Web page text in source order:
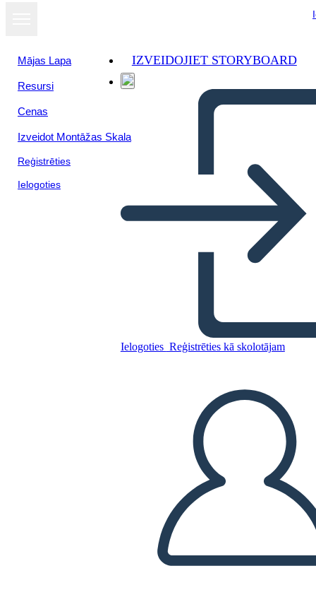
Mājas Lapa
Resursi
Cenas
Izveidot Montāžas Skala
Reģistrēties
Ielogoties
IZVEIDOJIET STORYBOARD
Ielogoties Reģistrēties kā skolotājam
Plot Diagram for The Five
People You Meet in Heaven
Kopējiet šo stāstu tabulu
IZVEIDOT STĀSTU SHĒMU
ATSKAŅOT SLAIDRĀDI
IZLASI MAN